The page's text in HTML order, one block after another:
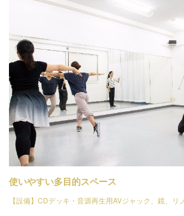
使いやすい多目的スペース
【設備】CDデッキ・音源再生用AVジャック、鏡、リ